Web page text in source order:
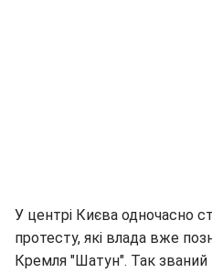
У центрі Києва одночасно
протесту, які влада вже
Кремля "Шатун". Так